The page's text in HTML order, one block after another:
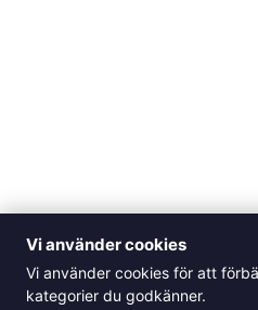
Vi använder cookies
Vi använder cookies för att
kategorier du godkänner.